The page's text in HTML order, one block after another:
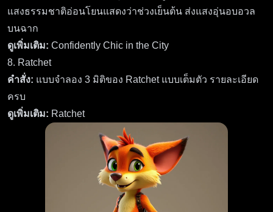
แสงธรรมชาติอ่อนโยนแสดงว่าช่วงเย็นต้น ส่งแสงอุ่นอบอวล
บนฉาก
ดูเพิ่มเติม: Confidently Chic in the City
8. Ratchet
คำสั่ง: แบบจำลอง 3 มิติของ Ratchet แบบเต็มตัว รายละเอียด
ครบ
ดูเพิ่มเติม: Ratchet